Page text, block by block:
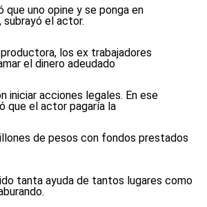
uno opine y se ponga en
subrayó el actor.
los ex trabajadores
el dinero adeudado
iniciar acciones legales. En ese
que el actor pagaría la
de pesos con fondos prestados
tanta ayuda de tantos lugares como